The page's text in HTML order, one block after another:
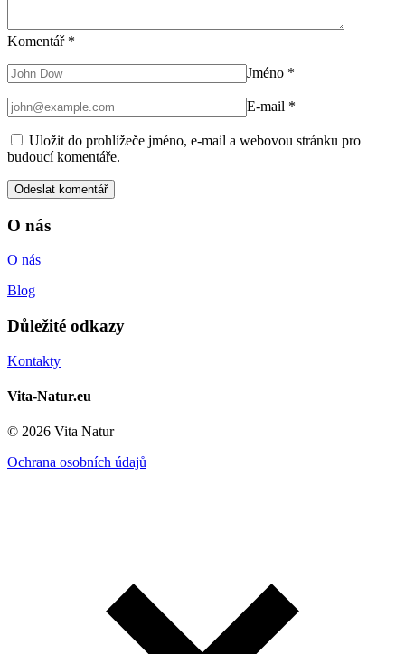
Komentář *
Jméno *
E-mail *
Uložit do prohlížeče jméno, e-mail a webovou stránku pro
budoucí komentáře.
O nás
O nás
Blog
Důležité odkazy
Kontakty
Vita-Natur.eu
© 2026 Vita Natur
Ochrana osobních údajů